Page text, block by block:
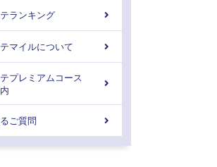
ランキング
マイルについて
プレミアムコース
ご質問